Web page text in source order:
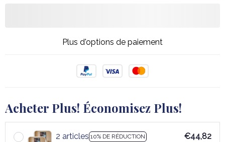
Plus d'options de paiement
Acheter Plus! Économisez Plus!
2 articles 10% DE RÉDUCTION
€44,82